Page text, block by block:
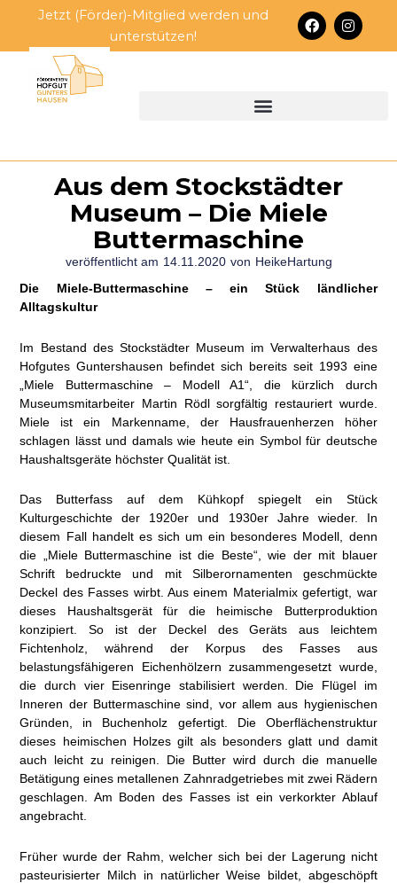
springen
Jetzt (Förder)-Mitglied werden und
unterstützen!
F
a
c
I
n
s
Aus dem Stockstädter
Museum – Die Miele
Buttermaschine
veröffentlicht am 14.11.2020 von HeikeHartung
Die Miele-Buttermaschine – ein Stück ländlicher
Alltagskultur
Im Bestand des Stockstädter Museum im Verwalterhaus des
Hofgutes Guntershausen befindet sich bereits seit 1993 eine
„Miele Buttermaschine – Modell A1“, die kürzlich durch
Museumsmitarbeiter Martin Rödl sorgfältig restauriert wurde.
Miele ist ein Markenname, der Hausfrauenherzen höher
schlagen lässt und damals wie heute ein Symbol für deutsche
Haushaltsgeräte höchster Qualität ist.
Das Butterfass auf dem Kühkopf spiegelt ein Stück
Kulturgeschichte der 1920er und 1930er Jahre wieder. In
diesem Fall handelt es sich um ein besonderes Modell, denn
die „Miele Buttermaschine ist die Beste“, wie der mit blauer
Schrift bedruckte und mit Silberornamenten geschmückte
Deckel des Fasses wirbt. Aus einem Materialmix gefertigt, war
dieses Haushaltsgerät für die heimische Butterproduktion
konzipiert. So ist der Deckel des Geräts aus leichtem
Fichtenholz, während der Korpus des Fasses aus
belastungsfähigeren Eichenhölzern zusammengesetzt wurde,
die durch vier Eisenringe stabilisiert werden. Die Flügel im
Inneren der Buttermaschine sind, vor allem aus hygienischen
Gründen, in Buchenholz gefertigt. Die Oberflächenstruktur
dieses heimischen Holzes gilt als besonders glatt und damit
auch leicht zu reinigen. Die Butter wird durch die manuelle
Betätigung eines metallenen Zahnradgetriebes mit zwei Rädern
geschlagen. Am Boden des Fasses ist ein verkorkter Ablauf
angebracht.
Früher wurde der Rahm, welcher sich bei der Lagerung nicht
pasteurisierter Milch in natürlicher Weise bildet, abgeschöpft